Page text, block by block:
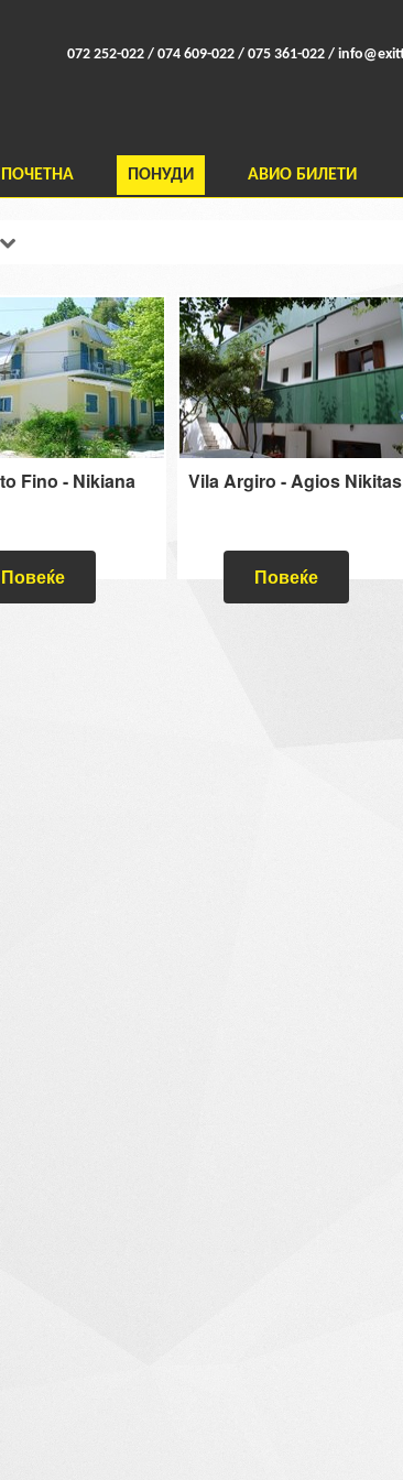
072 252-022 / 074 609-022 / 075 361-022 /
ПОЧЕТНА ПОНУДИ АВИО БИЛЕТИ
Fino - Nikiana
Повеќе
Vila Argiro - Agios Nikitas
Повеќе